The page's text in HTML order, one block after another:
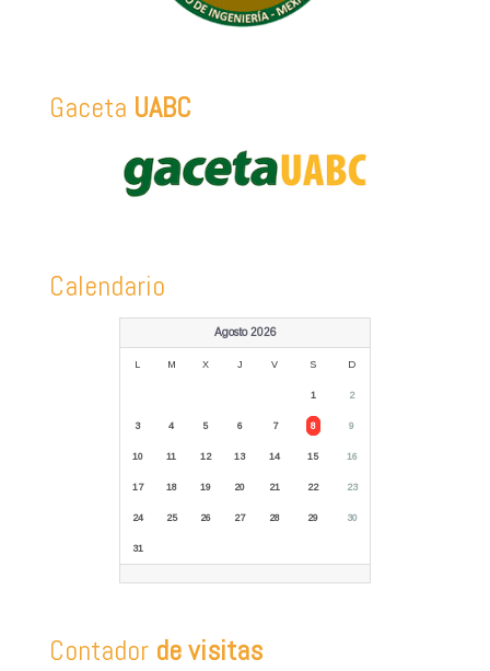
Gaceta UABC
Calendario
Agosto 2026
L M X J V S D
1 2
3 4 5 6 7 8 9
10 11 12 13 14 15 16
17 18 19 20 21 22 23
24 25 26 27 28 29 30
31
Contador de visitas